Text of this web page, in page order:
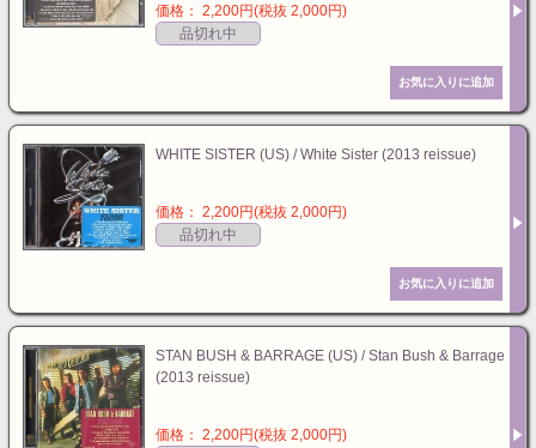
価格： 2,200円(税抜 2,000円)
品切れ中
WHITE SISTER (US) / White Sister (2013 reissue)
価格： 2,200円(税抜 2,000円)
品切れ中
STAN BUSH & BARRAGE (US) / Stan Bush & Barrage
(2013 reissue)
価格： 2,200円(税抜 2,000円)